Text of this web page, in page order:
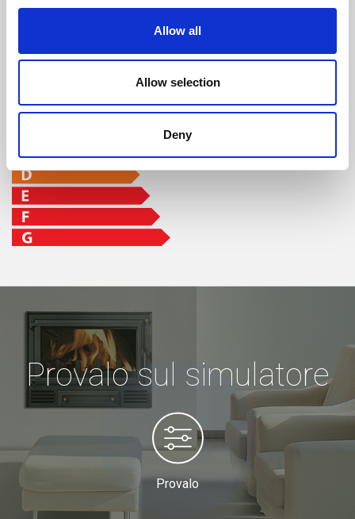
Allow all
Allow selection
Deny
Provalo sul simulatore
Provalo